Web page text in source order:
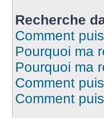
Recherche
Comment
Pourquoi ma
Pourquoi ma
Comment
Comment